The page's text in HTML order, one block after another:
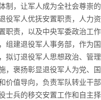
制，让军人成为全社会尊崇
役军人优抚安置职责，人力
职责，以及中央军委政治工
组建退役军人事务部，作为
拟订退役军人思想政治、管
，褒扬彰显退役军人为党、
价值导向，负责军队转业干
士兵的移交安置工作和自主